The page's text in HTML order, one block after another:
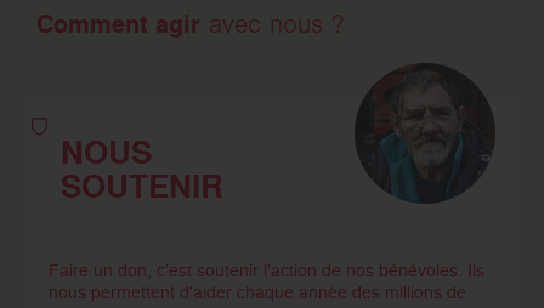
Comment agir avec nous ?
NOUS
SOUTENIR
Faire un don, c’est soutenir l’action de nos bénévoles. Ils
nous permettent d'aider chaque année des millions de